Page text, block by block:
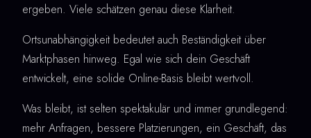
ergeben. Viele schätzen genau diese Klarheit.
Ortsunabhängigkeit bedeutet auch Beständigkeit über
Marktphasen hinweg. Egal wie sich dein Geschäft
entwickelt, eine solide Online-Basis bleibt wertvoll.
Was bleibt, ist selten spektakulär und immer grundlegend:
mehr Anfragen, bessere Platzierungen, ein Geschäft, das